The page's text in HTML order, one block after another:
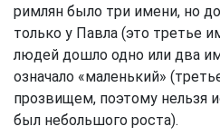
римлян было три имени, но
только у Павла (это третье
людей дошло одно или два
означало «маленький»
прозвищем, поэтому нельзя
был небольшого роста).